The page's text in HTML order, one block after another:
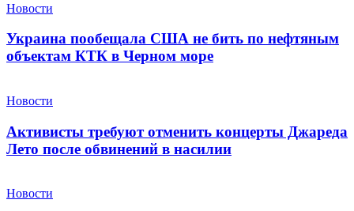
Новости
Украина пообещала США не бить по нефтяным
объектам КТК в Черном море
Новости
Активисты требуют отменить концерты Джареда
Лето после обвинений в насилии
Новости